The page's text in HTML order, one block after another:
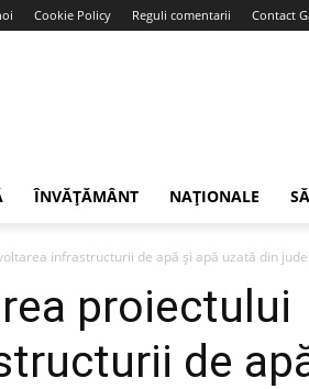
Cookie Policy Reguli comentarii Contact
ÎNVĂȚĂMÂNT NAȚIONALE
infrastructurii de apă și apă uzată din
proiectului
de